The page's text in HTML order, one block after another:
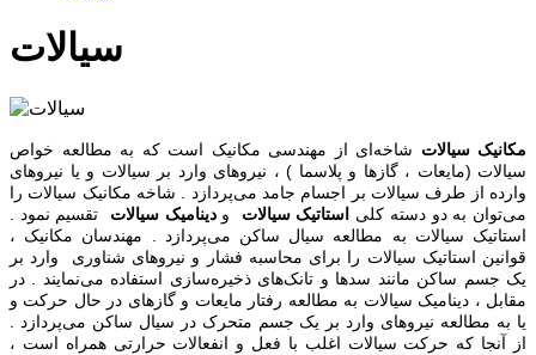
سیالات
مکانیک سیالات شاخه‌ای از مهندسی مکانیک است که به مطالعه خواص
سیالات (مایعات ، گازها و پلاسما ) ، نیرو‌های وارد بر سیالات و یا نیروهای
وارده از طرف سیالات بر اجسام جامد می‌پردازد . شاخه مکانیک سیالات را
می‌توان به دو دسته کلی استاتیک سیالات ودینامیک سیالات تقسیم نمود .
استاتیک سیالات به مطالعه سیال ساکن می‌پردازد . مهندسان مکانیک ،
قوانین استاتیک سیالات را برای محاسبه فشار و نیروهای شناوری وارد بر
یک جسم ساکن مانند سدها و تانک‌های ذخیره‌سازی استفاده می‌نمایند . در
مقابل ، دینامیک سیالات به مطالعه رفتار مایعات و گازهای در حال حرکت و
یا به مطالعه نیروهای وارد بر یک جسم متحرک در سیال ساکن می‌پردازد .
از آنجا که حرکت سیالات اغلب با فعل و انفعالات حرارتی همراه است ،